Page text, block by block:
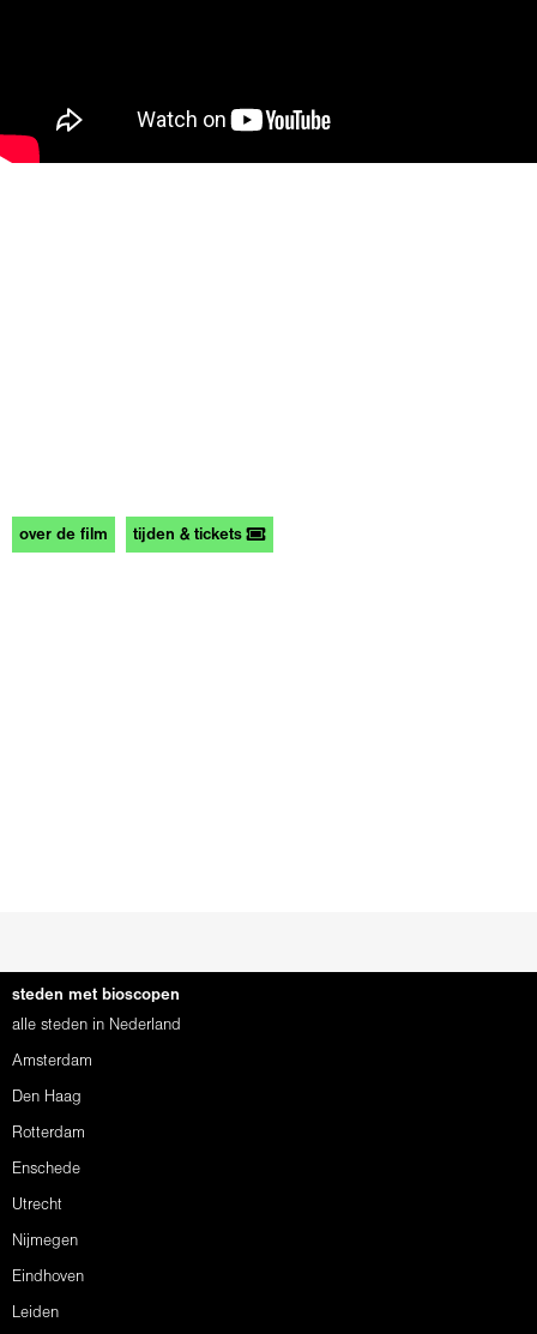
over de film tijden & tickets
steden met bioscopen
alle steden in Nederland
Amsterdam
Den Haag
Rotterdam
Enschede
Utrecht
Nijmegen
Eindhoven
Leiden